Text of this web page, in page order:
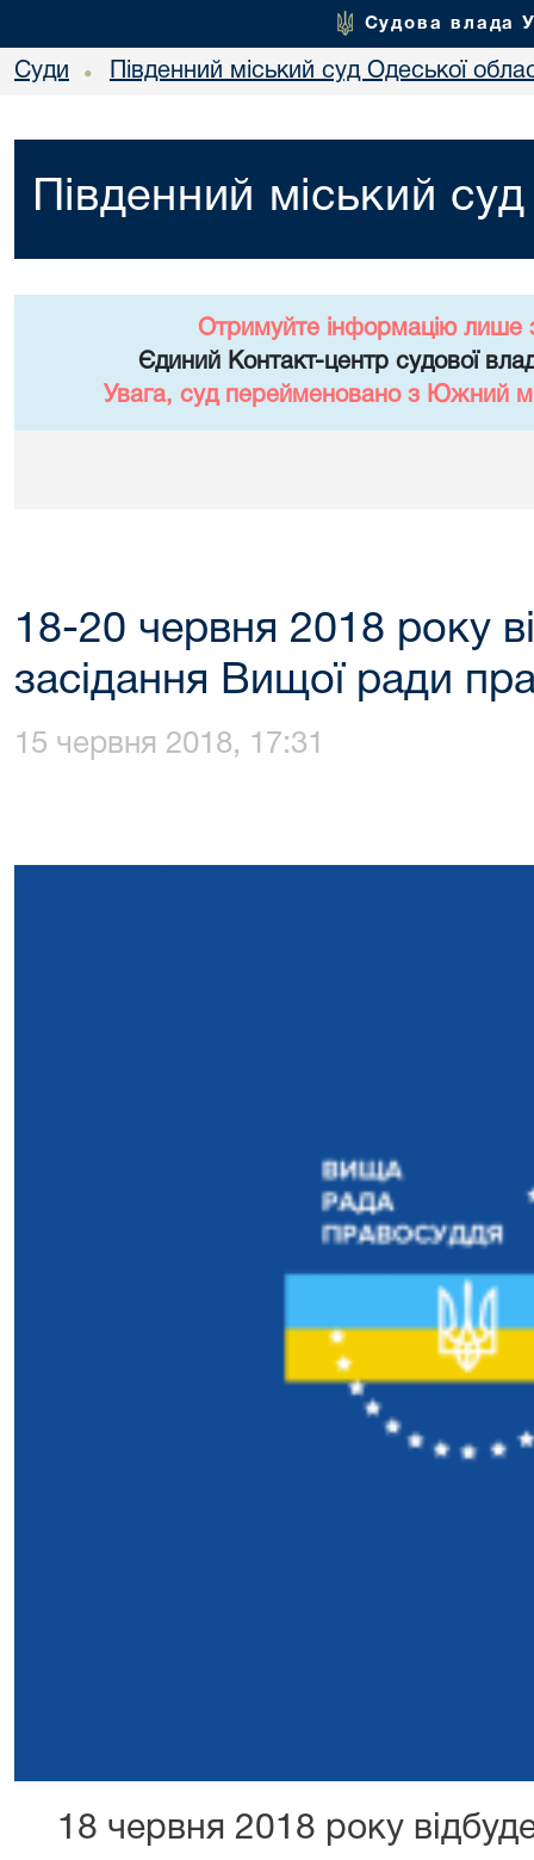
Судова влада
Суди • Південний міський суд Одеської
Південний міський
Отримуйте інформацію лише
Єдиний Контакт-центр судової
Увага, суд перейменовано з Южний
18-20 червня 2018 року
засідання Вищої ради
15 червня 2018, 17:31
18 червня 2018 року